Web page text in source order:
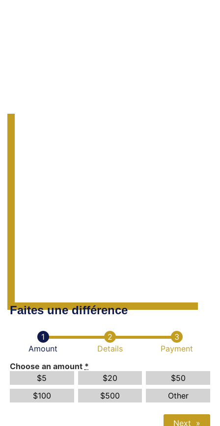
Faites une différence
Amount Details
Payment
Choose an amount *
$5 $20 $50
$100 $500 Other
»